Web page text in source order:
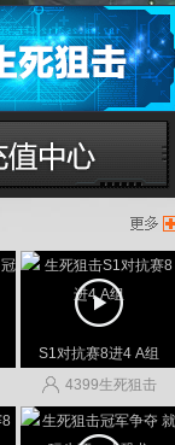
S1对抗赛8进4 A组
4399生死狙击